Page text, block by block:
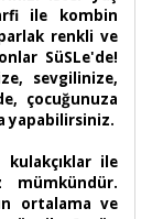
ile kombin
renkli ve
SüSLe'de!
sevgilinize,
çocuğunuza
yapabilirsiniz.
ile
mümkündür.
ortalama ve